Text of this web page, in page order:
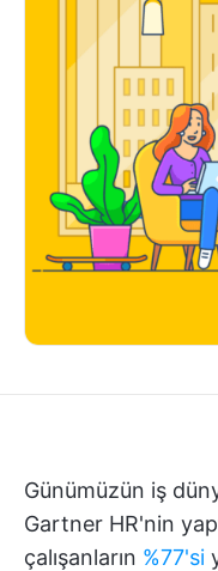
Günümüzün iş
Gartner HR'nin
çalışanların %77'si